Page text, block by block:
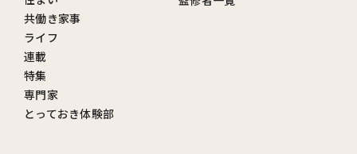
共働き家事
ライフ
連載
特集
専門家
とっておき体験部